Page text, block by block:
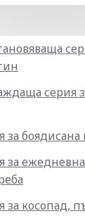
серия
за боядисана
за ежедневна
за косопад,